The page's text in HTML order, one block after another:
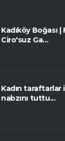
Kadıköy Boğası |
Ciro'suz Ga...
Kadın taraftarlar
nabzını tuttu...